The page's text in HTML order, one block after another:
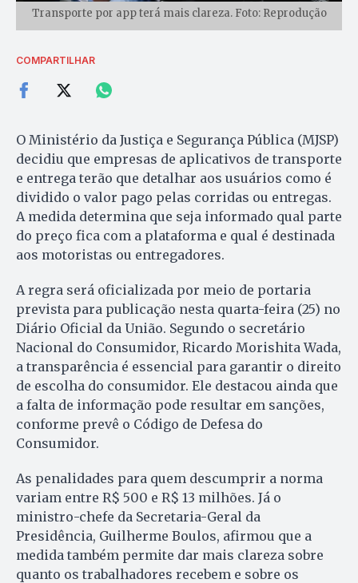
Transporte por app terá mais clareza. Foto: Reprodução
COMPARTILHAR
O Ministério da Justiça e Segurança Pública (MJSP)
decidiu que empresas de aplicativos de transporte
e entrega terão que detalhar aos usuários como é
dividido o valor pago pelas corridas ou entregas.
A medida determina que seja informado qual parte
do preço fica com a plataforma e qual é destinada
aos motoristas ou entregadores.
A regra será oficializada por meio de portaria
prevista para publicação nesta quarta-feira (25) no
Diário Oficial da União. Segundo o secretário
Nacional do Consumidor, Ricardo Morishita Wada,
a transparência é essencial para garantir o direito
de escolha do consumidor. Ele destacou ainda que
a falta de informação pode resultar em sanções,
conforme prevê o Código de Defesa do
Consumidor.
As penalidades para quem descumprir a norma
variam entre R$ 500 e R$ 13 milhões. Já o
ministro-chefe da Secretaria-Geral da
Presidência, Guilherme Boulos, afirmou que a
medida também permite dar mais clareza sobre
quanto os trabalhadores recebem e sobre os